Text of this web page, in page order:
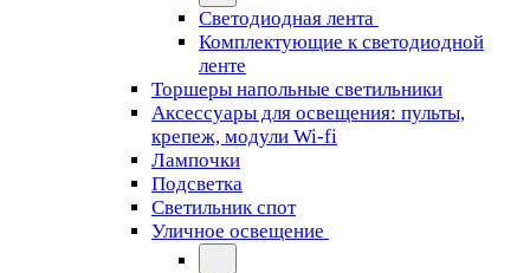
Светодиодная лента
Комплектующие к светодиодной
ленте
Торшеры напольные светильники
Аксессуары для освещения: пульты,
крепеж, модули Wi-fi
Лампочки
Подсветка
Светильник спот
Уличное освещение